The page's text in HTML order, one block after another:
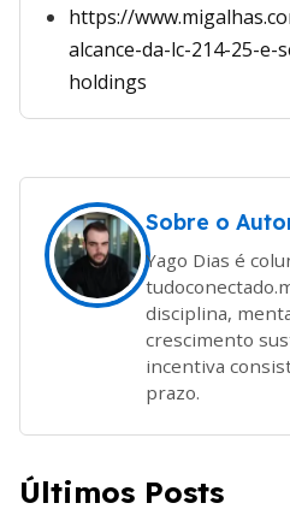
https://
alcance-da-lc-214-25-e-
holdings
Sobre o
Yago Dias é
disciplina,
crescimento
incentiva
prazo.
Últimos Posts